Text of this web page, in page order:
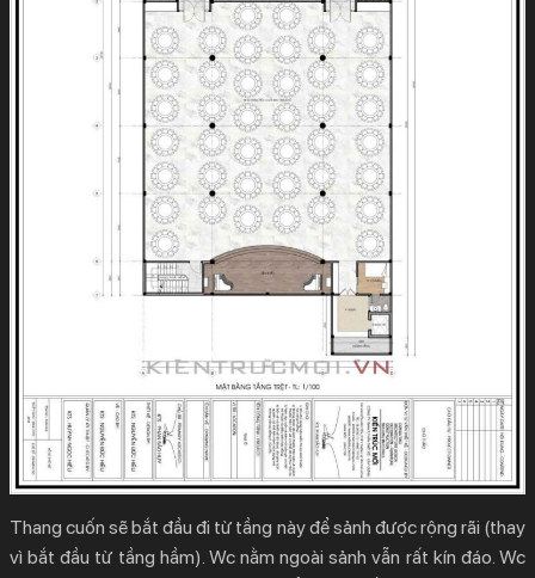
Thang cuốn sẽ bắt đầu đi từ tầng này để sảnh được rộng rãi (thay
vì bắt đầu từ tầng hầm). Wc nằm ngoài sảnh vẫn rất kín đáo. Wc